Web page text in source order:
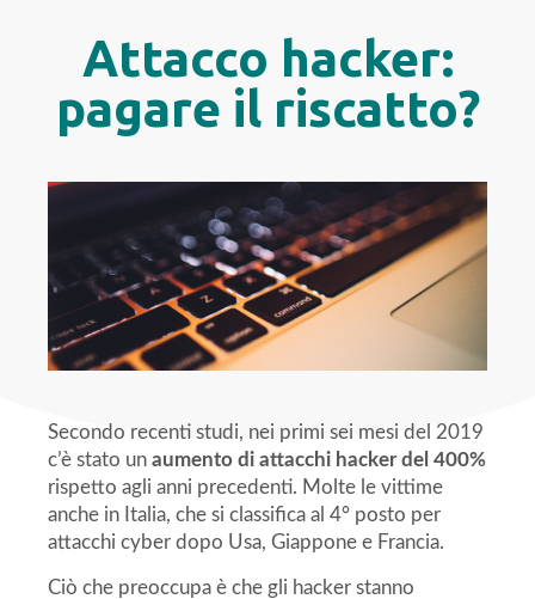
i
o
n
Attacco hacker:
pagare il riscatto?
Secondo recenti studi, nei primi sei mesi del 2019
c’è stato un aumento di attacchi hacker del 400%
rispetto agli anni precedenti. Molte le vittime
anche in Italia, che si classifica al 4° posto per
attacchi cyber dopo Usa, Giappone e Francia.
Ciò che preoccupa è che gli hacker stanno